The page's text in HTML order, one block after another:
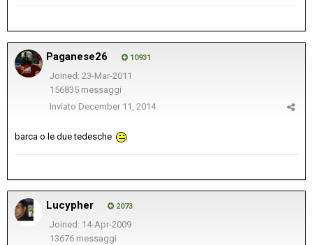
Paganese26 10931
Joined: 23-Mar-2011
156835 messaggi
Inviato December 11, 2014
barca o le due tedesche
Lucypher 2073
Joined: 14-Apr-2009
13676 messaggi